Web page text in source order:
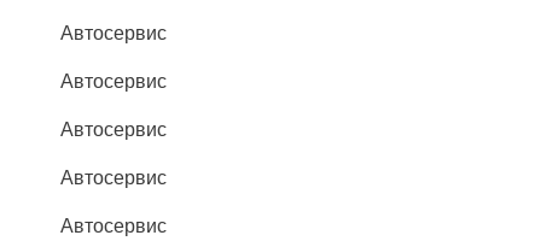
Автосервис
Автосервис
Автосервис
Автосервис
Автосервис